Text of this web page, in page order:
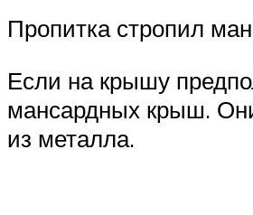
Пропитка стропил
Если на крышу
мансардных крыш.
из металла.